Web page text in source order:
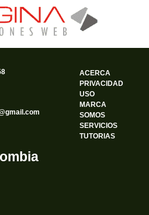
ACERCA
PRIVACIDAD
USO
MARCA
SOMOS
SERVICIOS
TUTORIAS